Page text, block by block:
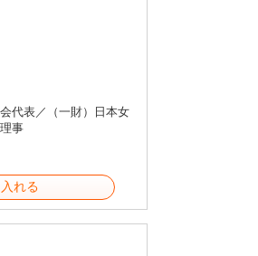
代表／（一財）日本女
事
れる